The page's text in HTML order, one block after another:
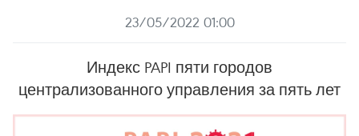
23/05/2022 01:00
Индекс PAPI пяти городов
централизованного управления за пять лет